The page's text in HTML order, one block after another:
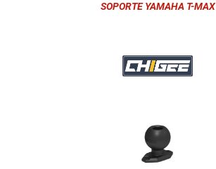
SOPORTE YAMAHA T-MAX